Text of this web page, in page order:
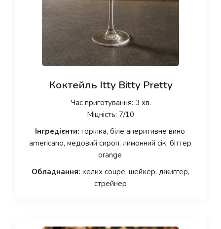
Коктейль Itty Bitty Pretty
Час приготування: 3 хв.
Міцність: 7/10
Інгредієнти: горілка, біле аперитивне вино
americano, медовий сироп, лимонний сік, біттер
orange
Обладнання: келих coupe, шейкер, джиггер,
стрейнер